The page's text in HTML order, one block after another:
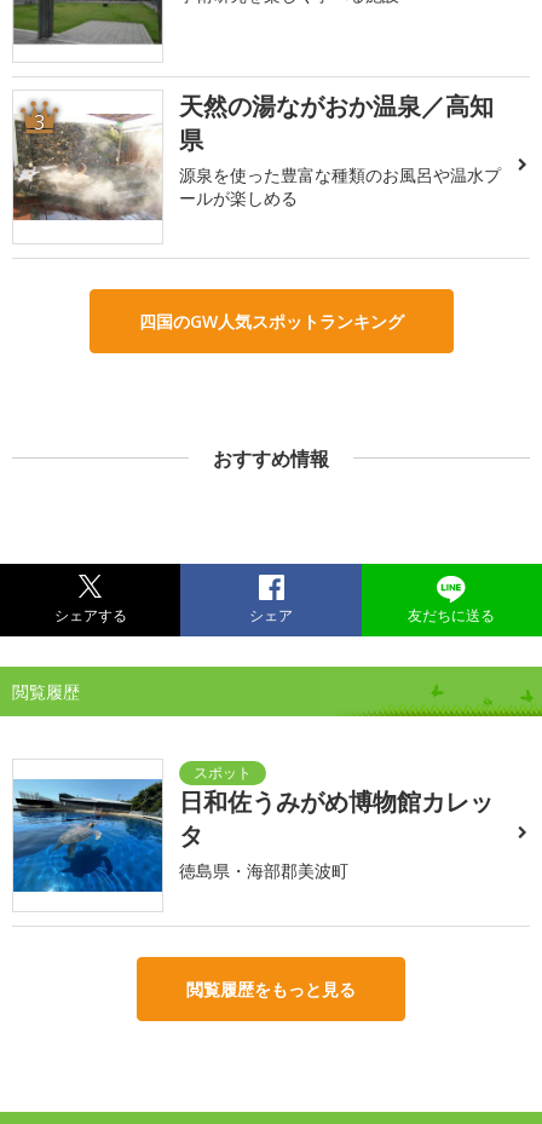
3
天然の湯ながおか温泉／高知
県
源泉を使った豊富な種類のお風呂や温水プ
ールが楽しめる
四国のGW人気スポットランキング
おすすめ情報
シェアする シェア 友だちに送る
閲覧履歴
日和佐うみがめ博物館カレッ
タ
徳島県・海部郡美波町
閲覧履歴をもっと見る